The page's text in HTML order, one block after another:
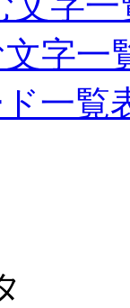
字一
一覧